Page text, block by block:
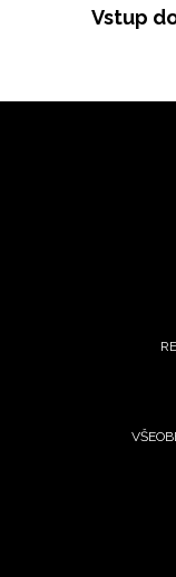
Vstup